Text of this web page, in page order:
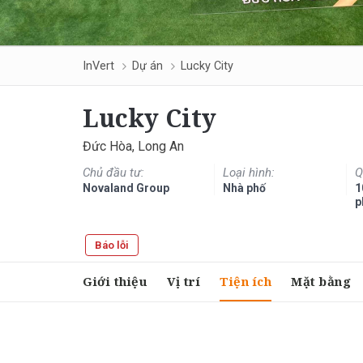
InVert Dự án Lucky City
Lucky City
Đức Hòa, Long An
Chủ đầu tư:
Novaland Group
Loại hình:
Nhà phố
Báo lỗi
Giới thiệu Vị trí Tiện ích Mặt bằng